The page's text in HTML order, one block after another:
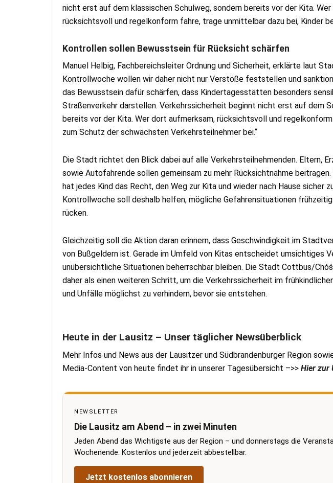
nicht erst auf dem klassischen Schulweg, sondern bereits vor der Kita.
rücksichtsvoll und regelkonform fahre, trage unmittelbar dazu bei, Kinder
Kontrollen sollen Bewusstsein für Rücksicht schärfen
Manuel Helbig, Fachbereichsleiter Ordnung und Sicherheit, erklärte laut
Kontrollwoche wollen wir daher nicht nur Verstöße feststellen und
das Bewusstsein dafür schärfen, dass Kindertagesstätten besonders
Straßenverkehr darstellen. Verkehrssicherheit beginnt nicht erst auf dem
bereits vor der Kita. Wer dort aufmerksam, rücksichtsvoll und
zum Schutz der schwächsten Verkehrsteilnehmer bei.“
Die Stadt richtet den Blick dabei auf alle Verkehrsteilnehmenden. Eltern,
sowie Autofahrende sollen gemeinsam zu mehr Rücksichtnahme
hat jedes Kind das Recht, den Weg zur Kita und wieder nach Hause sicher
Kontrollwoche soll deshalb helfen, mögliche Gefahrensituationen
rücken.
Gleichzeitig soll die Aktion daran erinnern, dass Geschwindigkeit im
von Bußgeldern ist. Gerade im Umfeld von Kitas entscheidet umsichtiges
unübersichtliche Situationen beherrschbar bleiben. Die Stadt Cottbus/
daher als einen weiteren Schritt, um die Verkehrssicherheit im
und Unfälle möglichst zu verhindern, bevor sie entstehen.
Heute in der Lausitz – Unser täglicher Newsüberblick
Mehr Infos und News aus der Lausitzer und Südbrandenburger Region
Media-Content von heute findet ihr in unserer Tagesübersicht –>> Hier zur
NEWSLETTER
Die Lausitz am Abend – in zwei Minuten
Jeden Abend das Wichtigste aus der Region – und donnerstags die
Wochenende. Kostenlos und jederzeit abbestellbar.
Jetzt kostenlos abonnieren